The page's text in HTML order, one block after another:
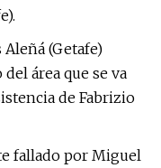
(Getafe)
área que se va
de Fabrizio
fallado por Miguel